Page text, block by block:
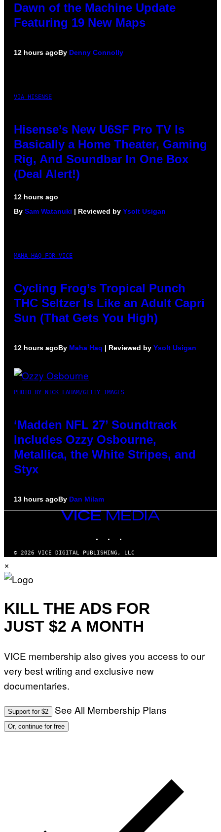
Dawn of the Machine Update
Featuring 19 New Maps
12 hours agoBy Denny Connolly
VIA HISENSE
Hisense’s New U6SF Pro TV Is
Basically a Home Theater, Gaming
Rig, And Soundbar In One Box
(Deal Alert!)
12 hours ago
By Sam Watanuki | Reviewed by Ysolt Usigan
MAHA HAQ FOR VICE
Cycling Frog’s Tropical Punch
THC Seltzer Is Like an Adult Capri
Sun (That Gets You High)
12 hours agoBy Maha Haq | Reviewed by Ysolt Usigan
PHOTO BY NICK LAHAM/GETTY IMAGES
‘Madden NFL 27’ Soundtrack
Includes Ozzy Osbourne,
Metallica, the White Stripes, and
Styx
13 hours agoBy Dan Milam
VICE
MEDIA
© 2026 VICE DIGITAL PUBLISHING, LLC
×
KILL THE ADS FOR
JUST $2 A MONTH
VICE membership also gives you access to our
very best writing and exclusive new
documentaries.
Support for $2 See All Membership Plans
Or, continue for free